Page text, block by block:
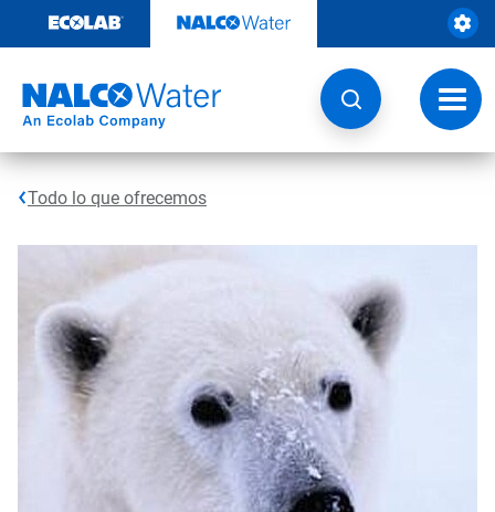
contenido
de
Todo lo que ofrecemos